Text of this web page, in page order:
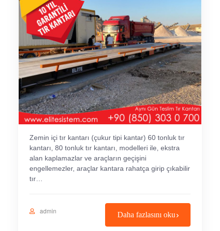
Zemin içi tır kantarı (çukur tipi kantar) 60 tonluk tır
kantarı, 80 tonluk tır kantarı, modelleri ile, ekstra
alan kaplamazlar ve araçların geçişini
engellemezler, araçlar kantara rahatça girip çıkabilir
tır…
admin Daha fazlasını oku